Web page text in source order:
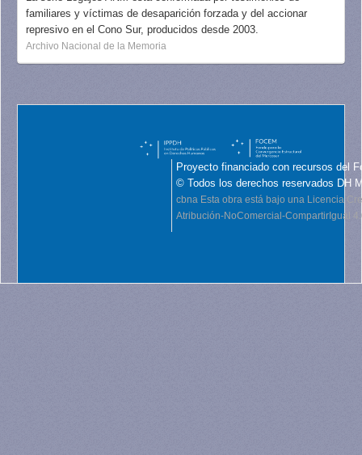
familiares y víctimas de desaparición forzada y del accionar
represivo en el Cono Sur, producidos desde 2003.
Archivo Nacional de la Memoria
Proyecto financiado con recursos del
© Todos los derechos reservados DH
cbna Esta obra está bajo una Licencia
Atribución-NoComercial-CompartirIgual